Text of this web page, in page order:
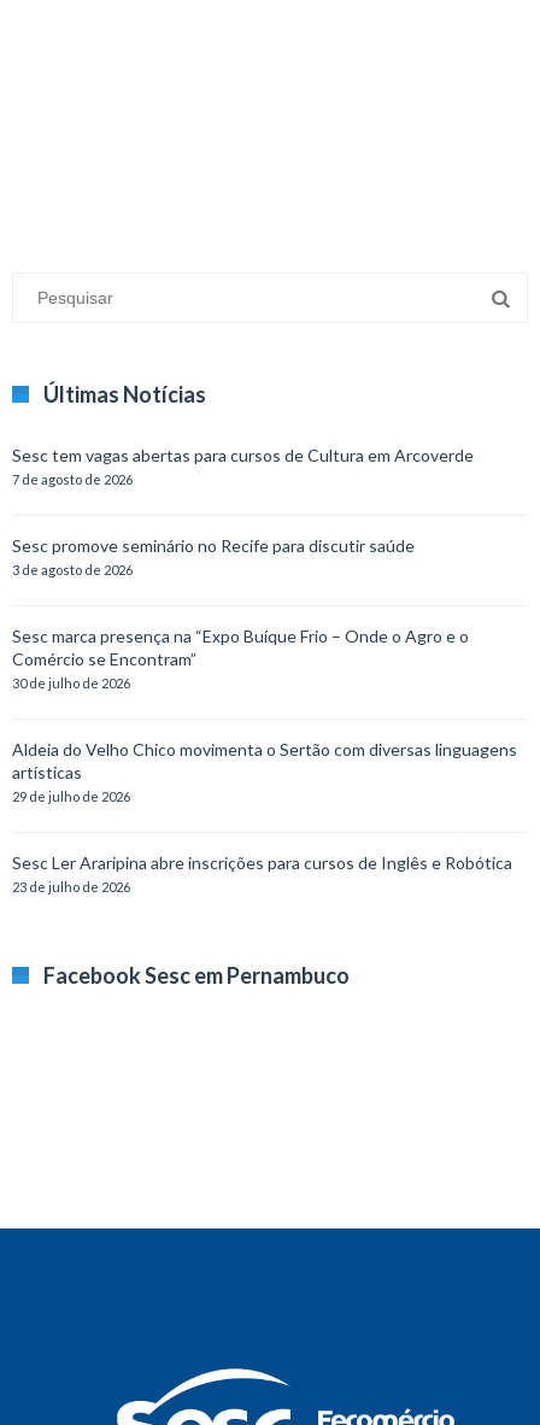
Últimas Notícias
Sesc tem vagas abertas para cursos de Cultura em Arcoverde
7 de agosto de 2026
Sesc promove seminário no Recife para discutir saúde
3 de agosto de 2026
Sesc marca presença na “Expo Buíque Frio – Onde o Agro e o
Comércio se Encontram”
30 de julho de 2026
Aldeia do Velho Chico movimenta o Sertão com diversas linguagens
artísticas
29 de julho de 2026
Sesc Ler Araripina abre inscrições para cursos de Inglês e Robótica
23 de julho de 2026
Facebook Sesc em Pernambuco